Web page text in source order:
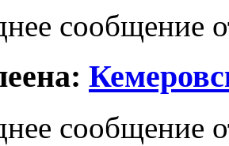
сообщение
сообщение